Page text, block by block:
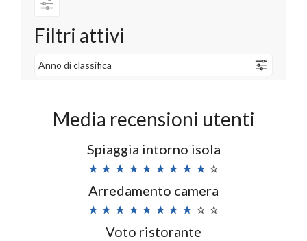
Anno di classifica
Filtri attivi
Media recensioni utenti
Spiaggia intorno isola
Arredamento camera
Voto ristorante